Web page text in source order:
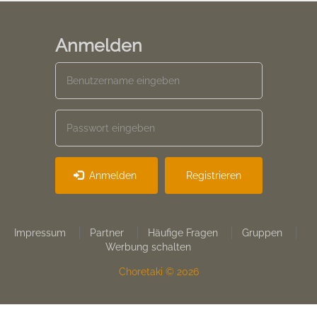
Anmelden
Anmelden Registrieren
Footer
Impressum Partner Häufige Fragen
Gruppen
Werbung schalten
Choretaki © 2026